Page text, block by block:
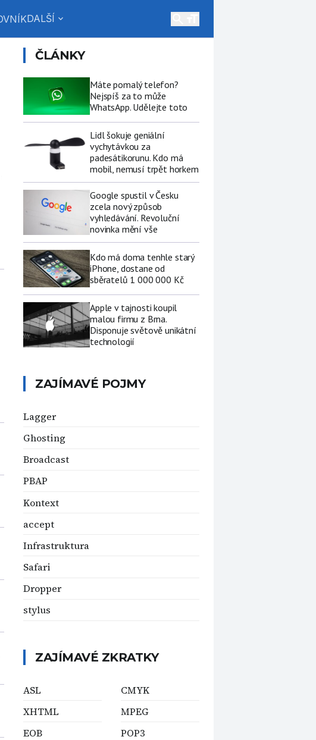
DALŠÍ expand_more
ČLÁNKY
Máte pomalý telefon?
Nejspíš za to může
WhatsApp. Udělejte toto
Lidl šokuje geniální
vychytávkou za
padesátikorunu. Kdo má
mobil, nemusí trpět horkem
Google spustil v Česku
zcela nový způsob
vyhledávání. Revoluční
novinka mění vše
Kdo má doma tenhle starý
iPhone, dostane od
sběratelů 1 000 000 Kč
Apple v tajnosti koupil
malou firmu z Brna.
Disponuje světově unikátní
technologií
ZAJÍMAVÉ POJMY
Lagger
Ghosting
Broadcast
PBAP
Kontext
accept
Infrastruktura
Safari
Dropper
stylus
ZAJÍMAVÉ ZKRATKY
ASL
XHTML
EOB
CMYK
MPEG
POP3